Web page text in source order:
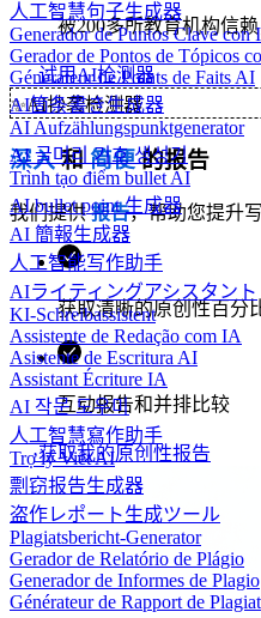
人工智慧句子生成器
Generador de Puntos Clave con
Gerador de Pontos de Tópicos
Générateur de Points de Faits AI
AI箇条書き生成器
AI Aufzählungspunktgenerator
AI 글머리 기호 생성기
Trình tạo điểm bullet AI
AI bullet point 生成器
AI 簡報生成器
人工智能写作助手
AIライティングアシスタント
KI-Schreibassistent
Assistente de Redação com IA
Asistente de Escritura AI
Assistant Écriture IA
AI 작문 도우미
人工智慧寫作助手
Trợ lý Viết AI
剽窃报告生成器
盗作レポート生成ツール
Plagiatsbericht-Generator
Gerador de Relatório de Plágio
Generador de Informes de Plagio
Générateur de Rapport de Plagiat
被200多所教育机构信
试用AI检测器
✨AI抄袭检测器
深入和简便的报告
我们提供报告，帮助您提升
获取清晰的原创性百分
互动报告和并排比较
获取我的原创性报告